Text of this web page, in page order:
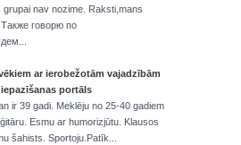
grupai nav nozime. Raksti,mans
говорю по
ar ierobežotām vajadzībām
portāls
ir 39 gadi. Meklēju no 25-40 gadiem
Esmu ar humorizjūtu. Klausos
šahists. Sportoju.Patīk...